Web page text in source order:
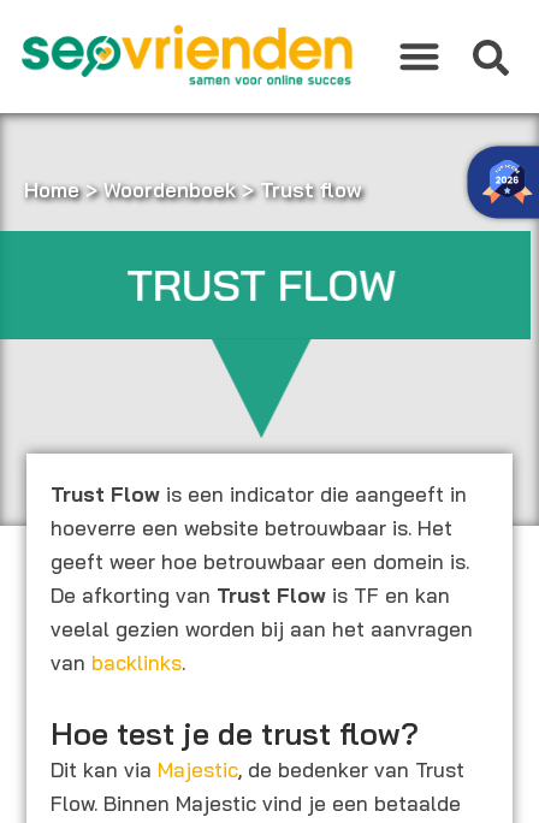
naar
inhoud
Home>Woordenboek>Trust flow
TRUST FLOW
Trust Flow is een indicator die aangeeft in
hoeverre een website betrouwbaar is. Het
geeft weer hoe betrouwbaar een domein is.
De afkorting van Trust Flow is TF en kan
veelal gezien worden bij aan het aanvragen
van backlinks.
Hoe test je de trust flow?
Dit kan via Majestic, de bedenker van Trust
Flow. Binnen Majestic vind je een betaalde